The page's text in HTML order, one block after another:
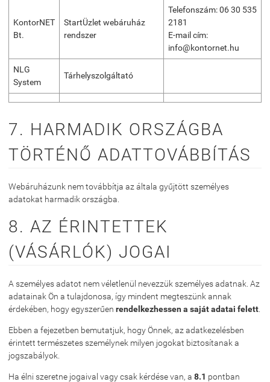
KontorNET
Bt.
StartÜzlet webáruház
rendszer
Telefonszám: 06 30 535
2181
E-mail cím:
info@kontornet.hu
NLG
System
Tárhelyszolgáltató
7. HARMADIK ORSZÁGBA
TÖRTÉNŐ ADATTOVÁBBÍTÁS
Webáruházunk nem továbbítja az általa gyűjtött személyes
adatokat harmadik országba.
8. AZ ÉRINTETTEK
(VÁSÁRLÓK) JOGAI
A személyes adatot nem véletlenül nevezzük személyes adatnak. Az
adatainak Ön a tulajdonosa, így mindent megteszünk annak
érdekében, hogy egyszerűen rendelkezhessen a saját adatai felett
Ebben a fejezetben bemutatjuk, hogy Önnek, az adatkezelésben
érintett természetes személynek milyen jogokat biztosítanak a
jogszabályok.
Ha élni szeretne jogaival vagy csak kérdése van, a 8.1 pontban